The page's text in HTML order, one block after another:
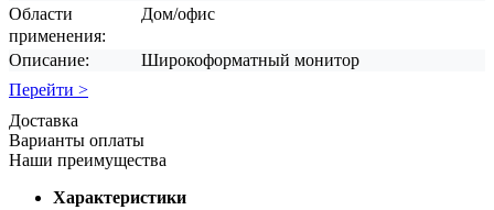
Области
применения:
Дом/офис
Описание:
Широкоформатный монитор
Перейти >
Доставка
Варианты оплаты
Наши преимущества
Характеристики